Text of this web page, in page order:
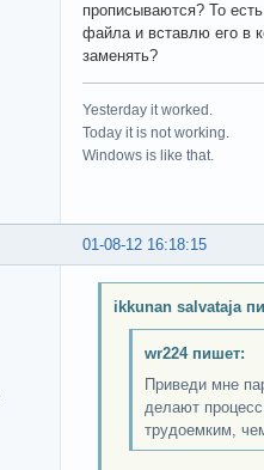
прописываются? То
файла и вставлю его в
заменять?
Yesterday it worked.
Today it is not working.
Windows is like that.
01-08-12 16:18:15
ikkunan salvataja
wr224 пишет:
Приведи мне
делают
трудоемким,